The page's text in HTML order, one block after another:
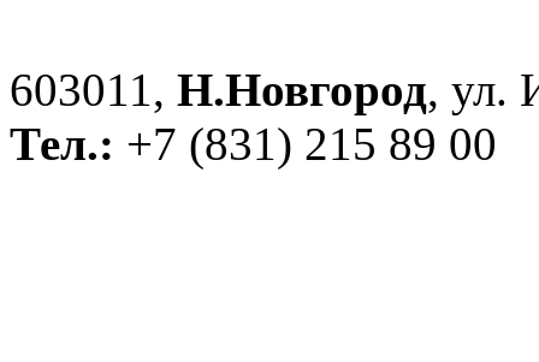
603011, Н.Новгород, ул.
Тел.: +7 (831) 215 89 00